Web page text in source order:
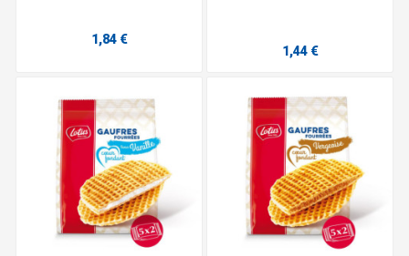
1,84 €
1,44 €